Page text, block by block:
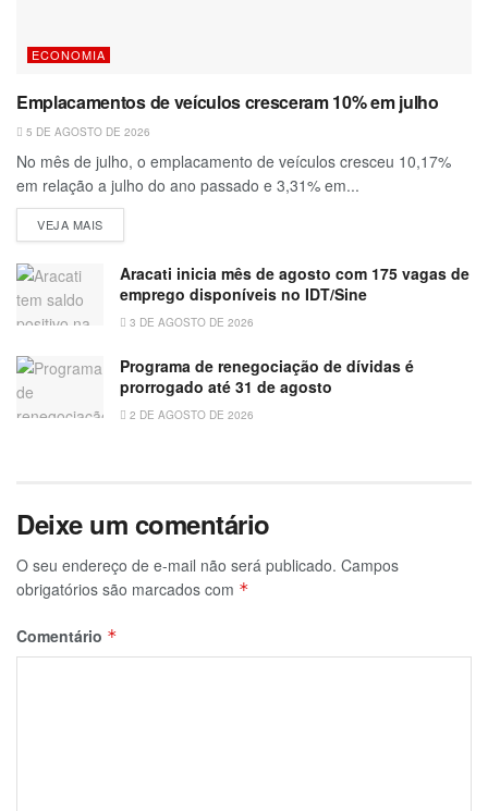
ECONOMIA
Emplacamentos de veículos cresceram 10% em julho
5 DE AGOSTO DE 2026
No mês de julho, o emplacamento de veículos cresceu 10,17%
em relação a julho do ano passado e 3,31% em...
VEJA MAIS
Aracati inicia mês de agosto com 175 vagas de
emprego disponíveis no IDT/Sine
3 DE AGOSTO DE 2026
Programa de renegociação de dívidas é
prorrogado até 31 de agosto
2 DE AGOSTO DE 2026
Deixe um comentário
O seu endereço de e-mail não será publicado. Campos
obrigatórios são marcados com *
Comentário *